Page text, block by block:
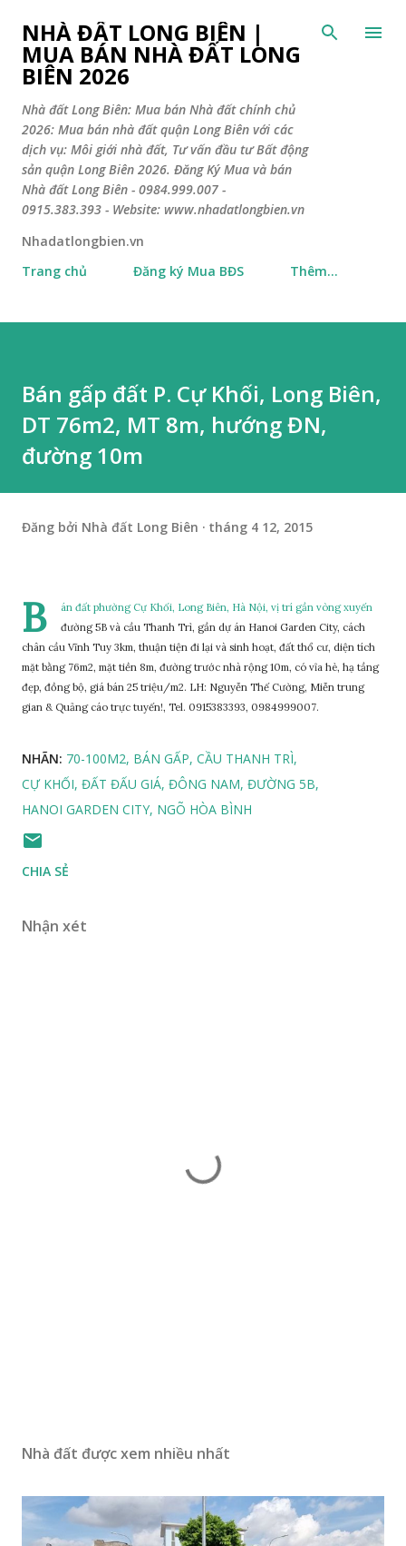
Chuyển đến nội dung chính
NHÀ ĐẤT LONG BIÊN |
MUA BÁN NHÀ ĐẤT LONG
BIÊN 2026
Nhà đất Long Biên: Mua bán Nhà đất chính chủ
2026: Mua bán nhà đất quận Long Biên với các
dịch vụ: Môi giới nhà đất, Tư vấn đầu tư Bất động
sản quận Long Biên 2026. Đăng Ký Mua và bán
Nhà đất Long Biên - 0984.999.007 -
0915.383.393 - Website: www.nhadatlongbien.vn
Nhadatlongbien.vn
Trang chủ
Đăng ký Mua BĐS Thêm…
Bán gấp đất P. Cự Khối, Long Biên,
DT 76m2, MT 8m, hướng ĐN,
đường 10m
Đăng bởi Nhà đất Long Biên tháng 4 12, 2015
B
án đất phường Cự Khối, Long Biên, Hà Nội, vị trí gần vòng xuyến
đường 5B và cầu Thanh Trì, gần dự án Hanoi Garden City, cách
chân cầu Vĩnh Tuy 3km, thuận tiện đi lại và sinh hoạt, đất thổ cư, diện tích
mặt bằng 76m2, mặt tiền 8m, đường trước nhà rộng 10m, có vỉa hè, hạ tầng
đẹp, đồng bộ, giá bán 25 triệu/m2. LH: Nguyễn Thế Cường, Miễn trung
gian & Quảng cáo trực tuyến!, Tel. 0915383393, 0984999007.
NHÃN: 70-100M2 BÁN GẤP CẦU THANH TRÌ
CỰ KHỐI ĐẤT ĐẤU GIÁ ĐÔNG NAM ĐƯỜNG 5B
HANOI GARDEN CITY NGÕ HÒA BÌNH
CHIA SẺ
Nhận xét
Nhà đất được xem nhiều nhất